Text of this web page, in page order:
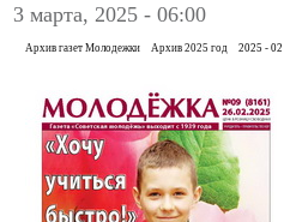
3 марта, 2025 - 06:00
Архив газет Молодежки Архив 2025 год 2025 - 02